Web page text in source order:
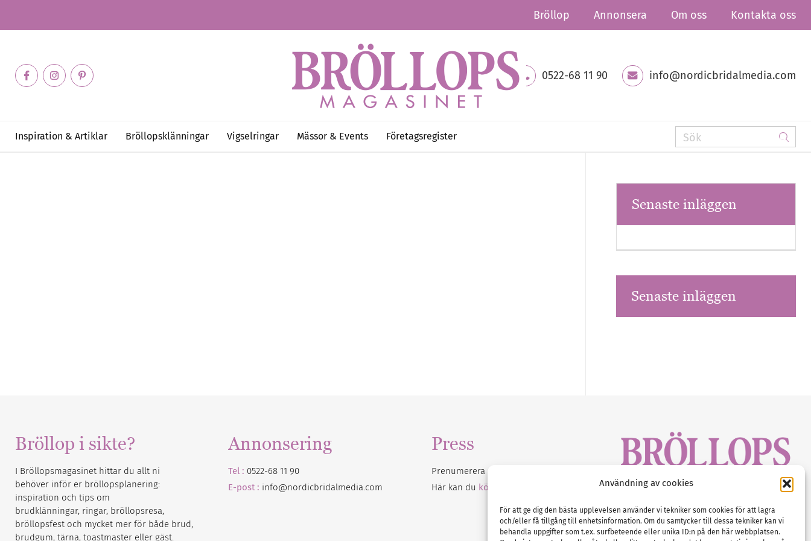
Användning av cookies
För att ge dig den bästa upplevelsen använder vi tekniker som cookies för att lagra
och/eller få tillgång till enhetsinformation. Om du samtycker till dessa tekniker kan vi
behandla uppgifter som t.ex. surfbeteende eller unika ID:n på den här webbplatsen.
Bröllop Annonsera Om oss Kontakta oss
0522-68 11 90 info@nordicbridalmedia.com
Inspiration & Artiklar Bröllopsklänningar Vigselringar Mässor & Events Företagsregister
Senaste inläggen
Senaste inläggen
Bröllop i sikte?
I Bröllopsmagasinet hittar du allt ni
behöver inför er bröllopsplanering:
inspiration och tips om
brudklänningar, ringar, bröllopsresa,
bröllopsfest och mycket mer för både brud,
brudgum, tärna, toastmaster eller gäst.
Annonsering
Tel : 0522-68 11 90
E-post : info@nordicbridalmedia.com
Press
Prenumerera på vårt
Här kan du köpa Bröllopsmagasinet
Tel :0522-68 11 90
E-post:info@nordicbridalmedia.com